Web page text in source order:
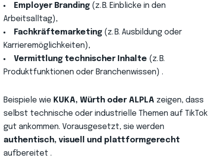
Employer Branding (z. B. Einblicke in den
Arbeitsalltag),
Fachkräftemarketing (z. B. Ausbildung oder
Karrieremöglichkeiten),
Vermittlung technischer Inhalte (z. B.
Produktfunktionen oder Branchenwissen) .
Beispiele wie KUKA, Würth oder ALPLA zeigen, dass
selbst technische oder industrielle Themen auf TikTok
gut ankommen. Vorausgesetzt, sie werden
authentisch, visuell und plattformgerecht
aufbereitet .